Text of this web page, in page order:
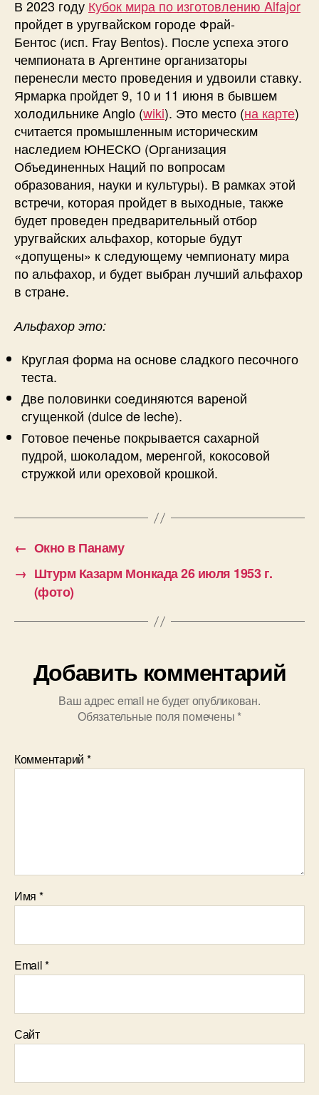
а
я
в
ы
с
т
в
к
а
A
l
f
a
o
r
в
в
В 2023 году Кубок мира по изготовлению Alfajor
пройдет в уругвайском городе Фрай-
Бентос (исп. Fray Bentos). После успеха этого
чемпионата в Аргентине организаторы
перенесли место проведения и удвоили ставку.
Ярмарка пройдет 9, 10 и 11 июня в бывшем
холодильнике Anglo (wiki). Это место (на карте)
считается промышленным историческим
наследием ЮНЕСКО (Организация
Объединенных Наций по вопросам
образования, науки и культуры). В рамках этой
встречи, которая пройдет в выходные, также
будет проведен предварительный отбор
уругвайских альфахор, которые будут
«допущены» к следующему чемпионату мира
по альфахор, и будет выбран лучший альфахор
в стране.
Альфахор это:
Круглая форма на основе сладкого песочного
теста.
Две половинки соединяются вареной
сгущенкой (dulce de leche).
Готовое печенье покрывается сахарной
пудрой, шоколадом, меренгой, кокосовой
стружкой или ореховой крошкой.
← Окно в Панаму
→ Штурм Казарм Монкада 26 июля 1953 г.
(фото)
Добавить комментарий
Ваш адрес email не будет опубликован.
Обязательные поля помечены *
Комментарий *
Имя *
Email*
Сайт